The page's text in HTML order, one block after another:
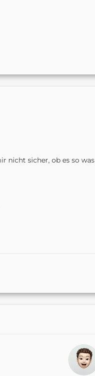
nicht sicher, ob es so was